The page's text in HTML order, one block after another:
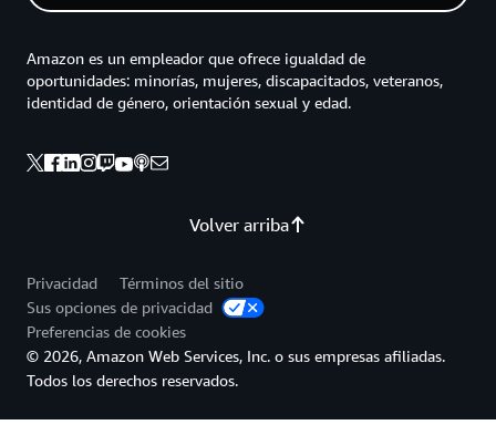
Volver arriba
Amazon es un empleador que ofrece igualdad de
oportunidades: minorías, mujeres, discapacitados, veteranos,
identidad de género, orientación sexual y edad.
Privacidad
Términos del sitio
Sus opciones de privacidad
Preferencias de cookies
© 2026, Amazon Web Services, Inc. o sus empresas afiliadas.
Todos los derechos reservados.